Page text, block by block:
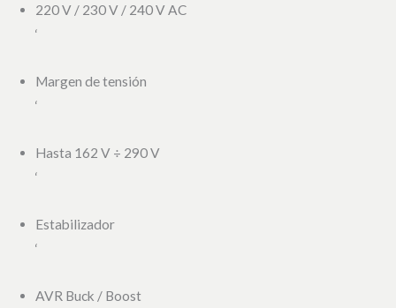
220 V / 230 V / 240 V AC
‘
Margen de tensión
‘
Hasta 162 V ÷ 290 V
‘
Estabilizador
‘
AVR Buck / Boost